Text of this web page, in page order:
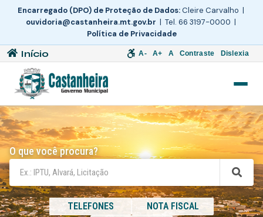
Encarregado (DPO) de Proteção de Dados:Cleire Carvalho |
ouvidoria@castanheira.mt.gov.br | Tel. 66 3197-0000 |
Política de Privacidade
Início A- A+ A Contraste Dislexia
O que você procura?
TELEFONES
NOTA FISCAL